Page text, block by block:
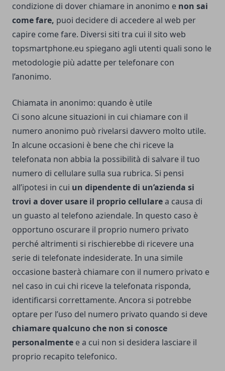
condizione di dover chiamare in anonimo e non sai
come fare, puoi decidere di accedere al web per
capire come fare. Diversi siti tra cui il sito web
topsmartphone.eu spiegano agli utenti quali sono le
metodologie più adatte per telefonare con
l’anonimo.
Chiamata in anonimo: quando è utile
Ci sono alcune situazioni in cui chiamare con il
numero anonimo può rivelarsi davvero molto utile.
In alcune occasioni è bene che chi riceve la
telefonata non abbia la possibilità di salvare il tuo
numero di cellulare sulla sua rubrica. Si pensi
all’ipotesi in cui un dipendente di un’azienda si
trovi a dover usare il proprio cellularea causa di
un guasto al telefono aziendale. In questo caso è
opportuno oscurare il proprio numero privato
perché altrimenti si rischierebbe di ricevere una
serie di telefonate indesiderate. In una simile
occasione basterà chiamare con il numero privato e
nel caso in cui chi riceve la telefonata risponda,
identificarsi correttamente. Ancora si potrebbe
optare per l’uso del numero privato quando si deve
chiamare qualcuno che non si conosce
personalmente e a cui non si desidera lasciare il
proprio recapito telefonico.